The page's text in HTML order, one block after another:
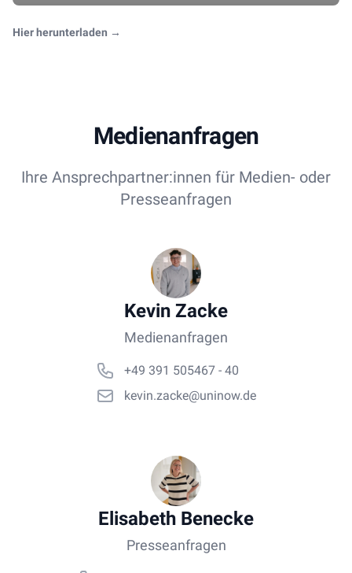
Hier herunterladen →
Medienanfragen
Ihre Ansprechpartner:innen für Medien- oder
Presseanfragen
Kevin Zacke
Medienanfragen
+49 391 505467 - 40
kevin.zacke@uninow.de
Elisabeth Benecke
Presseanfragen